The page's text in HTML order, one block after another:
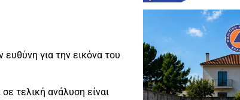
για την εικόνα του
τελική ανάλυση είναι